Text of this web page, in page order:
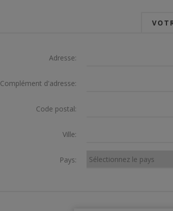
Adresse:
Complément d'adresse:
Code postal:
Ville:
Pays: